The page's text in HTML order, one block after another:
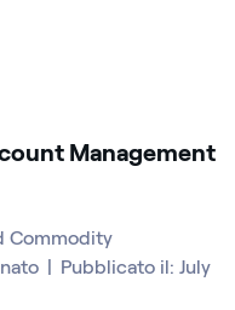
Management
Commodity
Pubblicato il: July